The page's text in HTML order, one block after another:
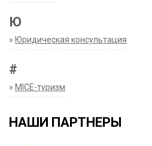
Ю
» Юридическая консультация
#
» MICE-туризм
НАШИ ПАРТНЕРЫ